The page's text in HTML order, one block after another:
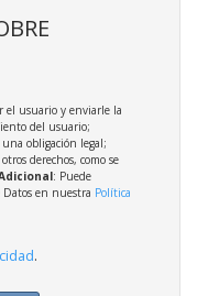
el usuario y enviarle la
del usuario;
una obligación legal;
derechos, como se
: Puede
en nuestra Política
.